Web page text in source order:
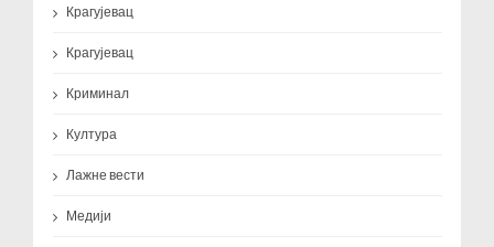
Крагујевац
Крагујевац
Криминал
Култура
Лажне вести
Медији